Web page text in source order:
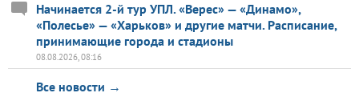
Начинается 2-й тур УПЛ. «Верес» — «Динамо»,
«Полесье» — «Харьков» и другие матчи. Расписание,
принимающие города и стадионы
08.08.2026, 08:16
Все новости →